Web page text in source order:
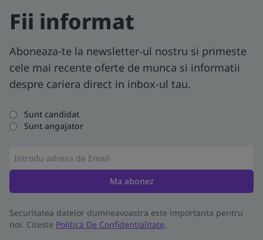
Fii informat
Aboneaza-te la newsletter-ul nostru si primeste
cele mai recente oferte de munca si informatii
despre cariera direct in inbox-ul tau.
Sunt candidat
Sunt angajator
Ma abonez
Securitatea datelor dumneavoastra este importanta pentru
noi. Citeste Politica De Confidentialitate.